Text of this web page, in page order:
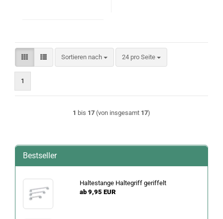
Sortieren nach
Sortieren nach 24 pro Seite
pro Seite
1
1 bis 17 (von insgesamt 17)
Bestseller
Haltestange Haltegriff geriffelt
ab 9,95 EUR